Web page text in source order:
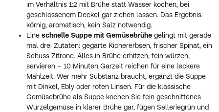
im Verhältnis 1:2 mit Brühe statt Wasser kochen, bei
geschlossenem Deckel gar ziehen lassen. Das Ergebnis:
körnig, aromatisch, kein Salz notwendig.
Eine schnelle Suppe mit Gemüsebrühe gelingt mit gerade
mal drei Zutaten: gegarte Kichererbsen, frischer Spinat, ein
Schuss Zitrone. Alles in Brühe erhitzen, fein würzen,
servieren – 10 Minuten Garzeit reichen für eine leckere
Mahlzeit. Wer mehr Substanz braucht, ergänzt die Suppe
mit Dinkel, Ebly oder roten Linsen. Für die klassische
Gemüsebrühe als Suppe kochen Sie fein geschnittenes
Wurzelgemüse in klarer Brühe gar, fügen Selleriegrün und